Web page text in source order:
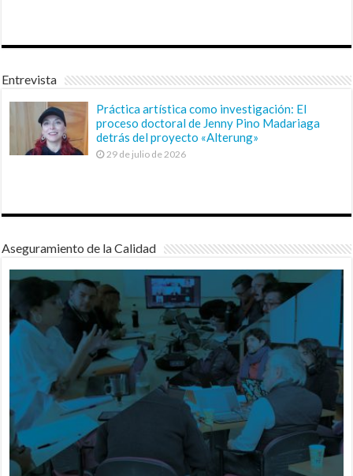
Entrevista
Práctica artística como investigación: El
proceso doctoral de Jenny Pino Madariaga
detrás del proyecto «Alterung»
29 de julio de 2026
Aseguramiento de la Calidad